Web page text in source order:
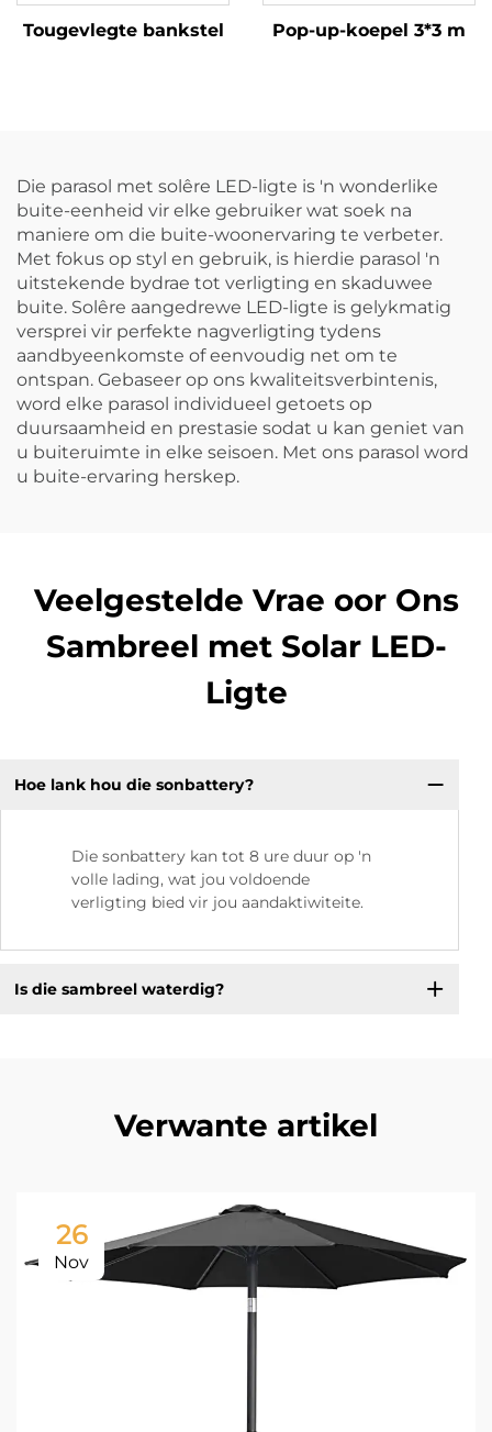
Tougevlegte bankstel Pop-up-koepel 3*3 m
Die parasol met solêre LED-ligte is 'n wonderlike
buite-eenheid vir elke gebruiker wat soek na
maniere om die buite-woonervaring te verbeter.
Met fokus op styl en gebruik, is hierdie parasol 'n
uitstekende bydrae tot verligting en skaduwee
buite. Solêre aangedrewe LED-ligte is gelykmatig
versprei vir perfekte nagverligting tydens
aandbyeenkomste of eenvoudig net om te
ontspan. Gebaseer op ons kwaliteitsverbintenis,
word elke parasol individueel getoets op
duursaamheid en prestasie sodat u kan geniet van
u buiteruimte in elke seisoen. Met ons parasol word
u buite-ervaring herskep.
Veelgestelde Vrae oor Ons
Sambreel met Solar LED-
Ligte
Hoe lank hou die sonbattery?
Die sonbattery kan tot 8 ure duur op 'n
volle lading, wat jou voldoende
verligting bied vir jou aandaktiwiteite.
Is die sambreel waterdig?
Verwante artikel
26
Nov